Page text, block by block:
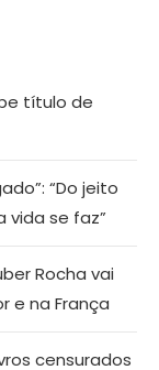
título de
“Do jeito
vida se faz”
Rocha vai
e na França
censurados